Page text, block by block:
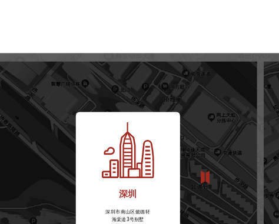
深圳
深圳市南山区懿德轩
海棠道3号别墅